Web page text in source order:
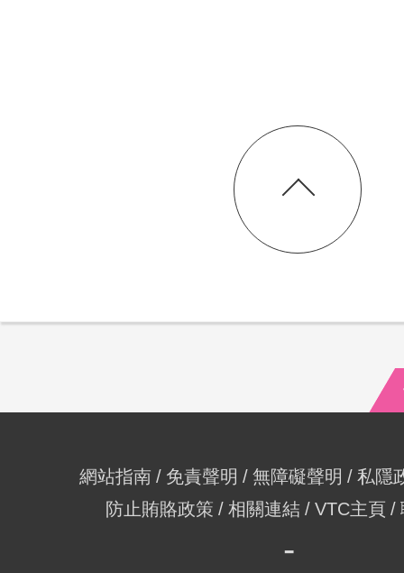
網站指南 免責聲明 無障礙聲明
私隱
防止賄賂政策
相關連結 VTC主頁